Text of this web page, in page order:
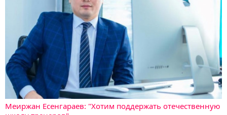
Меиржан Есенгараев: "Хотим поддержать отечественную